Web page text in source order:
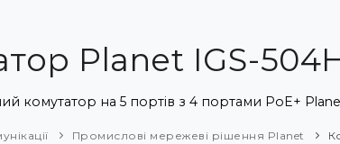
Planet IGS-
комутатор на 5 портів з 4 портами PoE+
Промислові мережеві рішення Planet